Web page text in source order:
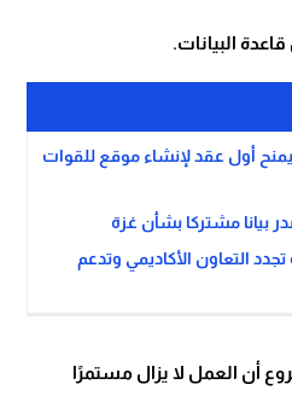
البيانات.
أول عقد لإنشاء موقع للقوات
التعاون الأكاديمي وتدعم
أن العمل لا يزال مستمرًا